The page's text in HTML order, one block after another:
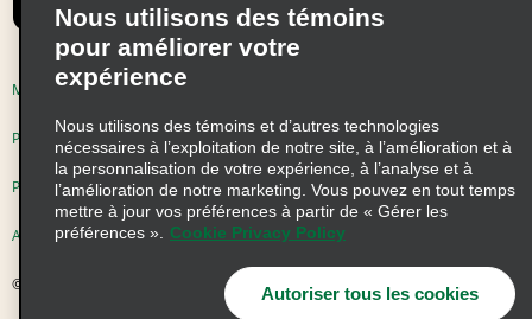
Emerald Club se connecter
Emerald Club S'inscrire
Emerald Club Avantages
Emerald Club Services
Responsabilité sociale
Occasions de franchise mondiales
Perspectives de carrière
Modalités d'utilisation
Politique sur les fichiers témoins
Pluriannuel d'accessibilité Choix de confidentialité
AdChoices
© 2026 Enterprise Holdings, Inc. Tous droits réservés
Nous utilisons des témoins
pour améliorer votre
expérience
Nous utilisons des témoins et d’autres technologies
nécessaires à l’exploitation de notre site, à l’amélioration et à
la personnalisation de votre expérience, à l’analyse et à
l’amélioration de notre marketing. Vous pouvez en tout temps
mettre à jour vos préférences à partir de « Gérer les
préférences ».
Cookie Privacy Policy
Autoriser tous les cookies